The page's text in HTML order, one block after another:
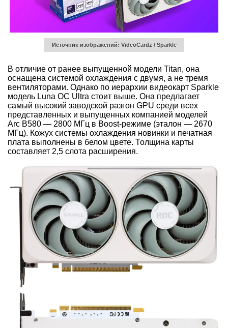
Источник изображений: VideoCardz / Sparkle
В отличие от ранее выпущенной модели Titan, она
оснащена системой охлаждения с двумя, а не тремя
вентиляторами. Однако по иерархии видеокарт Sparkle
модель Luna OC Ultra стоит выше. Она предлагает
самый высокий заводской разгон GPU среди всех
представленных и выпущенных компанией моделей
Arc B580 — 2800 МГц в Boost-режиме (эталон — 2670
МГц). Кожух системы охлаждения новинки и печатная
плата выполнены в белом цвете. Толщина карты
составляет 2,5 слота расширения.